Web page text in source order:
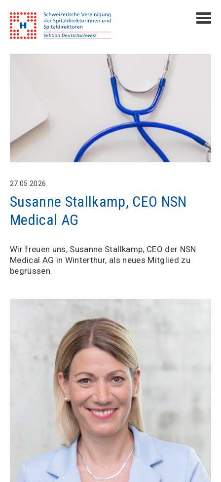
27.05.2026
Susanne Stallkamp, CEO NSN
Medical AG
Wir freuen uns, Susanne Stallkamp, CEO der NSN
Medical AG in Winterthur, als neues Mitglied zu
begrüssen.